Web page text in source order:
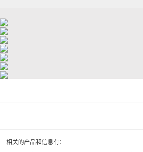
相关的产品和信息有：